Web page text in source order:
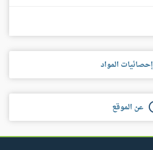
إحصائيات المواد
عن الموقع